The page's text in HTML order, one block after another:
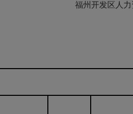
福州开发区人力